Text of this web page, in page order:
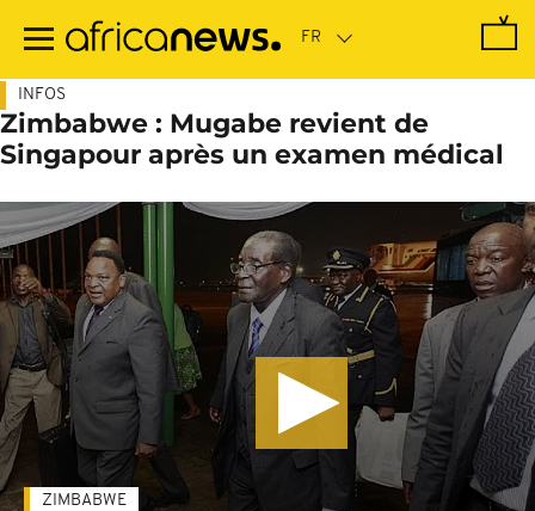
contenu
INFOS
Zimbabwe : Mugabe revient de
Singapour après un examen médical
ZIMBABWE